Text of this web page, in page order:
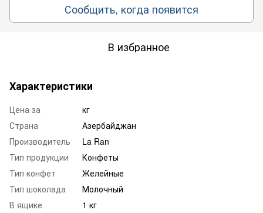
Сообщить, когда появится
В избранное
Характеристики
Цена за
кг
Страна
Азербайджан
Производитель
La Ran
Тип продукции
Конфеты
Тип конфет
Желейные
Тип шоколада
Молочный
В ящике
1 кг